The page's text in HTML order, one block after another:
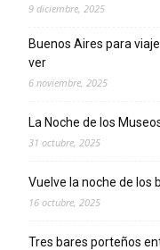
9 diciembre, 2025
Buenos Aires para
ver
6 noviembre, 2025
La Noche de los
31 octubre, 2025
Vuelve la noche de los
16 octubre, 2025
Tres bares porteños